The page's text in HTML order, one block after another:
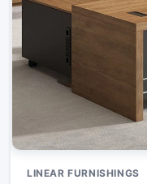
LINEAR FURNISHINGS